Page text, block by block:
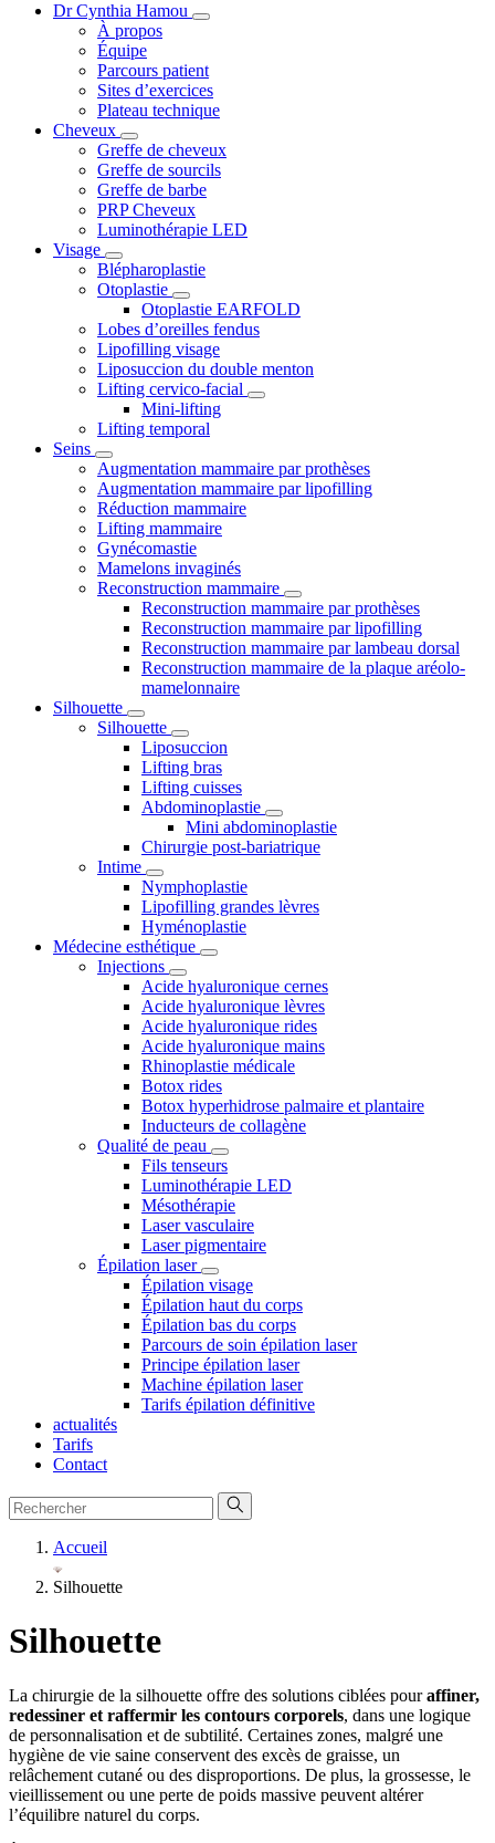
Dr Cynthia Hamou
À propos
Équipe
Parcours patient
Sites d’exercices
Plateau technique
Cheveux
Greffe de cheveux
Greffe de sourcils
Greffe de barbe
PRP Cheveux
Luminothérapie LED
Visage
Blépharoplastie
Otoplastie
Otoplastie EARFOLD
Lobes d’oreilles fendus
Lipofilling visage
Liposuccion du double menton
Lifting cervico-facial
Mini-lifting
Lifting temporal
Seins
Augmentation mammaire par prothèses
Augmentation mammaire par lipofilling
Réduction mammaire
Lifting mammaire
Gynécomastie
Mamelons invaginés
Reconstruction mammaire
Reconstruction mammaire par prothèses
Reconstruction mammaire par lipofilling
Reconstruction mammaire par lambeau dorsal
Reconstruction mammaire de la plaque aréolo-
mamelonnaire
Silhouette
Silhouette
Liposuccion
Lifting bras
Lifting cuisses
Abdominoplastie
Mini abdominoplastie
Chirurgie post-bariatrique
Intime
Nymphoplastie
Lipofilling grandes lèvres
Hyménoplastie
Médecine esthétique
Injections
Acide hyaluronique cernes
Acide hyaluronique lèvres
Acide hyaluronique rides
Acide hyaluronique mains
Rhinoplastie médicale
Botox rides
Botox hyperhidrose palmaire et plantaire
Inducteurs de collagène
Qualité de peau
Fils tenseurs
Luminothérapie LED
Mésothérapie
Laser vasculaire
Laser pigmentaire
Épilation laser
Épilation visage
Épilation haut du corps
Épilation bas du corps
Parcours de soin épilation laser
Principe épilation laser
Machine épilation laser
Tarifs épilation définitive
actualités
Tarifs
Contact
Accueil
Silhouette
Silhouette
La chirurgie de la silhouette offre des solutions ciblées pouraffiner,
redessiner et raffermir les contours corporels, dans une logique
de personnalisation et de subtilité. Certaines zones, malgré une
hygiène de vie saine conservent des excès de graisse, un
relâchement cutané ou des disproportions. De plus, la grossesse, le
vieillissement ou une perte de poids massive peuvent altérer
l’équilibre naturel du corps.